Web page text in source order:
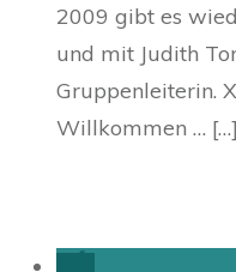
2009 gibt es
und mit Judith
Gruppenleiterin.
Willkommen … […]